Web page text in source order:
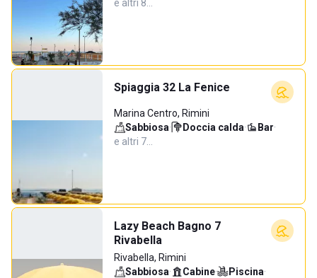
e altri 8…
Spiaggia 32 La Fenice
Marina Centro, Rimini
Sabbiosa· Doccia calda· Bar·
e altri 7…
Lazy Beach Bagno 7
Rivabella
Rivabella, Rimini
Sabbiosa· Cabine· Piscina·